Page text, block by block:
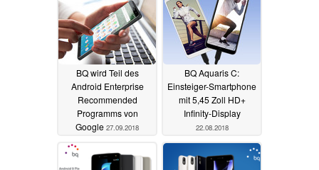
BQ wird Teil des
Android Enterprise
Recommended
Programms von
Google 27.09.2018
BQ Aquaris C:
Einsteiger-Smartphone
mit 5,45 Zoll HD+
Infinity-Display
22.08.2018